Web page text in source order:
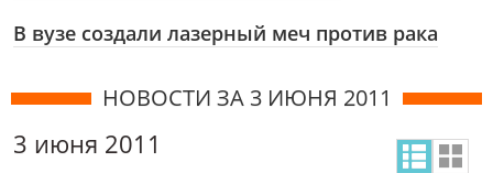
В вузе создали лазерный меч против рака
НОВОСТИ ЗА 3 ИЮНЯ 2011
3 июня 2011